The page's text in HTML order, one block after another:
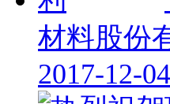
材料股份
2017-12-04